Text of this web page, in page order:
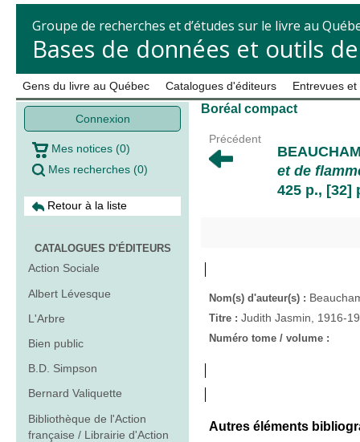
Groupe de recherches et d’études sur le livre au
Bases de données et outils
Gens du livre au Québec Catalogues d'éditeurs Entrevues
Connexion
Mes notices (0)
Mes recherches (0)
Retour à la liste
CATALOGUES D'ÉDITEURS
Action Sociale
Albert Lévesque
L'Arbre
Bien public
B.D. Simpson
Bernard Valiquette
Bibliothèque de l'Action
française / Librairie d'Action
Boréal compact
Précédent
et de
425 p., [32]
Nom(s) d'auteur(s) :
Titre : Judith Jasmin, 1916-
Numéro tome / volume :
Autres éléments